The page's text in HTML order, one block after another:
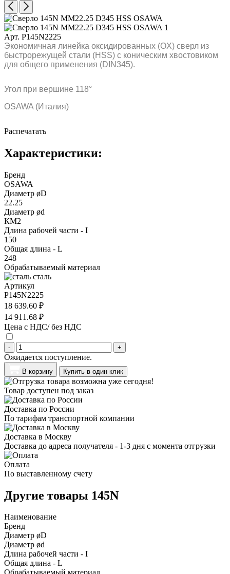
Арт. P145N2225
Экономичная линейка оксидированных (OX) сверл из
быстрорежущей стали (HSS) с коническим хвостовиком
для общего применения (DIN345).
Угол при вершине 118°
OSAWA (Италия)
Распечатать
Характеристики:
Бренд
OSAWA
Диаметр øD
22.25
Диаметр ød
КМ2
Длина рабочей части - I
150
Общая длина - L
248
Обрабатываемый материал
сталь
Артикул
P145N2225
18 639.60 ₽
14 911.68 ₽
Цена с НДС/ без НДС
- +
Ожидается поступление.
В корзину Купить в один клик
Товар доступен под заказ
Доставка по России
По тарифам транспортной компании
Доставка в Москву
Доставка до адреса получателя - 1-3 дня с момента отгрузки
Оплата
По выставленному счету
Другие товары 145N
Наименование
Бренд
Диаметр øD
Диаметр ød
Длина рабочей части - I
Общая длина - L